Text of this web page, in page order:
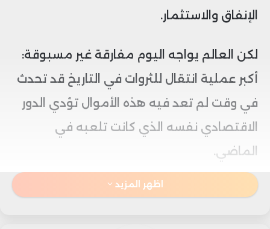
الإنفاق والاستثمار.
لكن العالم يواجه اليوم مفارقة غير مسبوقة:
أكبر عملية انتقال للثروات في التاريخ قد تحدث
في وقت لم تعد فيه هذه الأموال تؤدي الدور
الاقتصادي نفسه الذي كانت تلعبه في
الماضي.
فمع ارتفاع متوسط الأعمار وتحسن الرعاية
اظهر المزيد